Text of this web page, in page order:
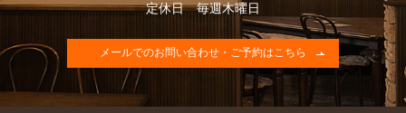
定休日 毎週木曜日
メールでのお問い合わせ・ご予約はこちら